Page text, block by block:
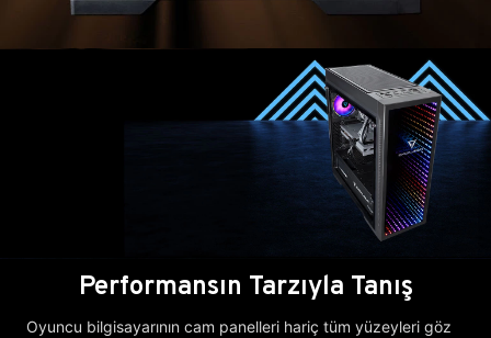
Performansın Tarzıyla Tanış
Oyuncu bilgisayarının cam panelleri hariç tüm yüzeyleri göz